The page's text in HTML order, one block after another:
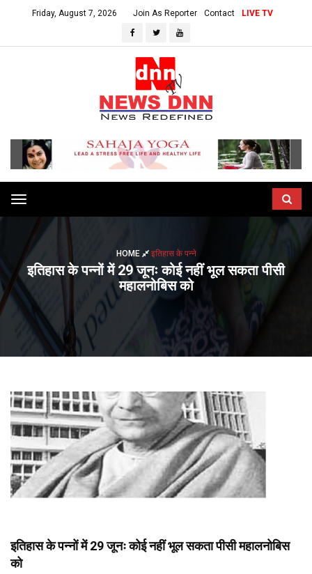
Friday, August 7, 2026 Join As Reporter Contact LIVE TV
Toggle
navigation
HOME इतिहास के पन्ने
इतिहास के पन्नों में 29 जूनः कोई नहीं भूल सकता पीसी
महालनोबिस को
इतिहास के पन्नों में 29 जूनः कोई नहीं भूल सकता पीसी महालनोबिस
को